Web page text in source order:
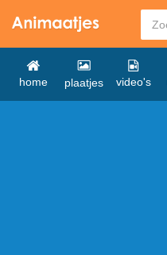
home plaatjes video's